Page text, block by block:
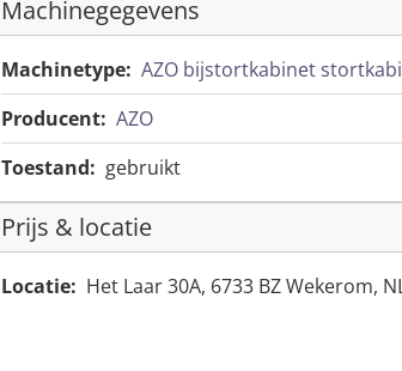
Machinegegevens
Machinetype: AZO bijstortkabinet
Producent: AZO
Toestand: gebruikt
Prijs & locatie
Locatie: Het Laar 30A, 6733 BZ Wekerom,